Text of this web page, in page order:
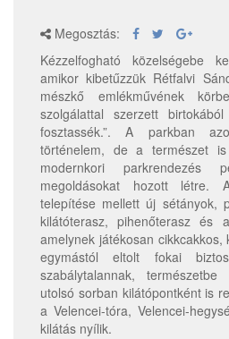
Megosztás:
Kézzelfogható közelségebe
amikor kibetűzzük Rétfalvi
mészkő emlékművének
szolgálattal szerzett
fosztassék.”. A parkban
történelem, de a természet
modernkori parkrendezés
megoldásokat hozott létre.
telepítése mellett új sétányok,
kilátóterasz, pihenőterasz és
amelynek játékosan cikkcakkos,
egymástól eltolt fokai
szabálytalannak,
utolsó sorban kilátópontként is
a Velencei-tóra, Velencei-
kilátás nyílik.